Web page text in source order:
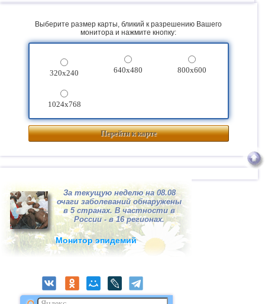
Выберите размер карты, бликий к разрешению Вашего
монитора и нажмите кнопку:
320x240 640x480 800x600
1024x768
Перейти к карте
За текущую неделю на 08.08
очаги заболеваний обнаружены
в 5 странах. В частности в
России - в 16 регионах.
Монитор эпидемий